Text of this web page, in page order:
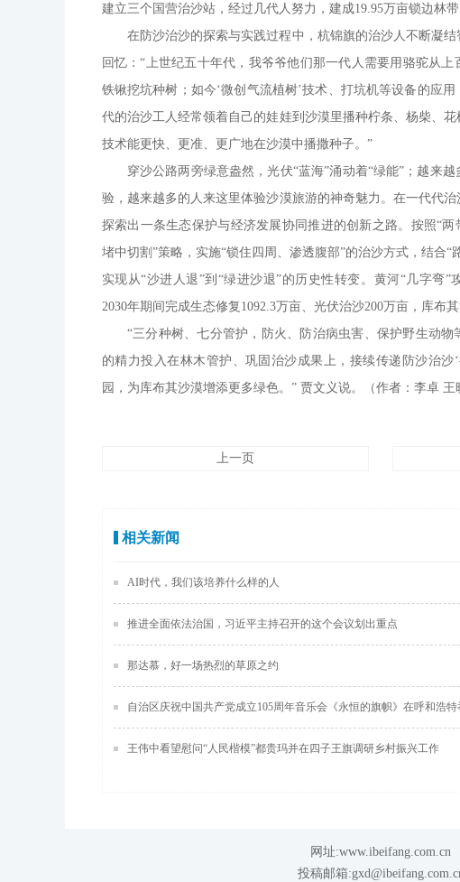
建立三个国营治沙站，经过几代人努力，建成19.95万亩锁边林带
在防沙治沙的探索与实践过程中，杭锦旗的治沙人不断凝
回忆：“上世纪五十年代，我爷爷他们那一代人需要用骆驼从
铁锹挖坑种树；如今‘微创气流植树’技术、打坑机等设备的应
代的治沙工人经常领着自己的娃娃到沙漠里播种柠条、杨柴、
技术能更快、更准、更广地在沙漠中播撒种子。”
穿沙公路两旁绿意盎然，光伏“蓝海”涌动着“绿能”；越来
验，越来越多的人来这里体验沙漠旅游的神奇魅力。在一代代
探索出一条生态保护与经济发展协同推进的创新之路。按照“
堵中切割”策略，实施“锁住四周、渗透腹部”的治沙方式，结合“
实现从“沙进人退”到“绿进沙退”的历史性转变。黄河“几字弯”
2030年期间完成生态修复1092.3万亩、光伏治沙200万亩，库布
“三分种树、七分管护，防火、防治病虫害、保护野生动
的精力投入在林木管护、巩固治沙成果上，接续传递防沙治沙
园，为库布其沙漠增添更多绿色。” 贾文义说。（作者：李卓 王
上一页
相关新闻
AI时代，我们该培养什么样的人
推进全面依法治国，习近平主持召开的这个会议划出重点
那达慕，好一场热烈的草原之约
自治区庆祝中国共产党成立105周年音乐会《永恒的旗帜》在呼和浩
王伟中看望慰问“人民楷模”都贵玛并在四子王旗调研乡村振兴工作
网址:www.ibeifang.com.cn
投稿邮箱